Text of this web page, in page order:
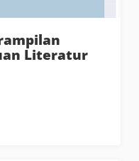
Literatur